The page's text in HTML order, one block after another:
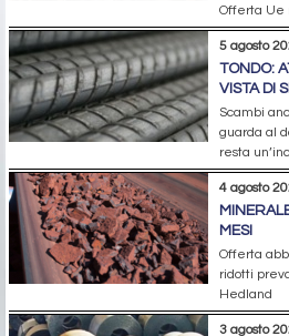
Offerta Ue
5 agosto
TONDO:
VISTA DI
Scambi
guarda al
resta
4 agosto
MESI
Offerta
ridotti
Hedland
3 agosto